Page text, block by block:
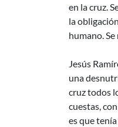
en la cruz.
la
humano.
Jesús
una
cruz todos
cuestas,
es que